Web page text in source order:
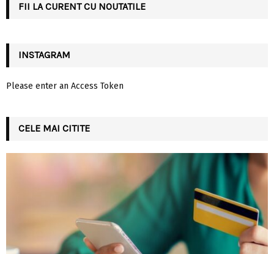
FII LA CURENT CU NOUTATILE
INSTAGRAM
Please enter an Access Token
CELE MAI CITITE